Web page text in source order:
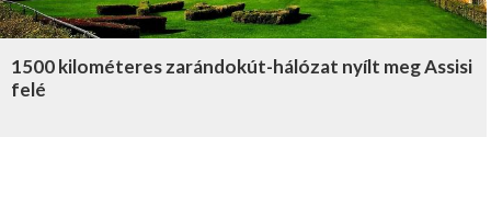
1500 kilométeres zarándokút-hálózat nyílt meg Assisi
felé